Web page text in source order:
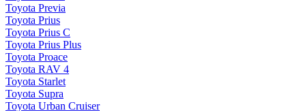
Toyota Previa
Toyota Prius
Toyota Prius C
Toyota Prius Plus
Toyota Proace
Toyota RAV 4
Toyota Starlet
Toyota Supra
Toyota Urban Cruiser